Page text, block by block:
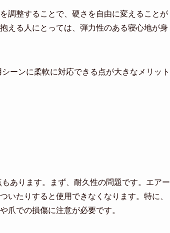
調整することで、硬さを自由に変えることが
える人にとっては、弾力性のある寝心地が身
ーンに柔軟に対応できる点が大きなメリット
あります。まず、耐久性の問題です。エアー
いたりすると使用できなくなります。特に、
爪での損傷に注意が必要です。